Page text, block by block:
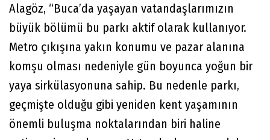
Alagöz, “Buca’da yaşayan vatandaşlarımızın
büyük bölümü bu parkı aktif olarak kullanıyor.
Metro çıkışına yakın konumu ve pazar alanına
komşu olması nedeniyle gün boyunca yoğun bir
yaya sirkülasyonuna sahip. Bu nedenle parkı,
geçmişte olduğu gibi yeniden kent yaşamının
önemli buluşma noktalarından biri haline